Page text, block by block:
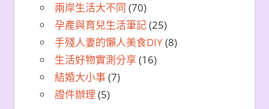
兩岸生活大不同 (70)
孕產與育兒生活筆記(25)
手殘人妻的懶人美食DIY(8)
生活好物實測分享 (16)
結婚大小事(7)
證件辦理 (5)